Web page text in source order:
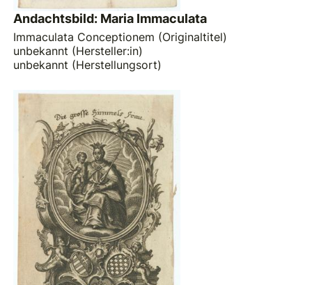
Andachtsbild: Maria Immaculata
Immaculata Conceptionem (Originaltitel)
unbekannt (Hersteller:in)
unbekannt (Herstellungsort)